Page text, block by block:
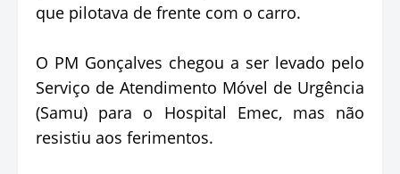
que pilotava de frente com o carro.
O PM Gonçalves chegou a ser levado pelo
Serviço de Atendimento Móvel de Urgência
(Samu) para o Hospital Emec, mas não
resistiu aos ferimentos.